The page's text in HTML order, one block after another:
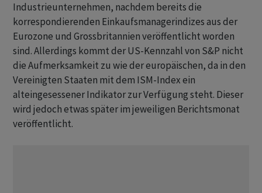
Industrieunternehmen, nachdem bereits die
korrespondierenden Einkaufsmanagerindizes aus der
Eurozone und Grossbritannien veröffentlicht worden
sind. Allerdings kommt der US-Kennzahl von S&P nicht
die Aufmerksamkeit zu wie der europäischen, da in den
Vereinigten Staaten mit dem ISM-Index ein
alteingesessener Indikator zur Verfügung steht. Dieser
wird jedoch etwas später im jeweiligen Berichtsmonat
veröffentlicht.